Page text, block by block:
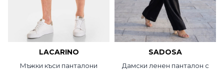
LACARINO
Мъжки къси панталони
SADOSA
Дамски ленен панталон с